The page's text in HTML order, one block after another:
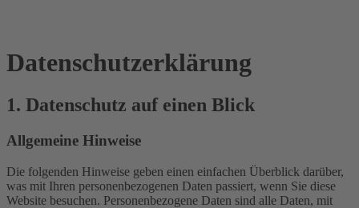
Datenschutz­erklärung
1. Datenschutz auf einen Blick
Allgemeine Hinweise
Die folgenden Hinweise geben einen einfachen Überblick darüber,
was mit Ihren personenbezogenen Daten passiert, wenn Sie diese
Website besuchen. Personenbezogene Daten sind alle Daten, mit